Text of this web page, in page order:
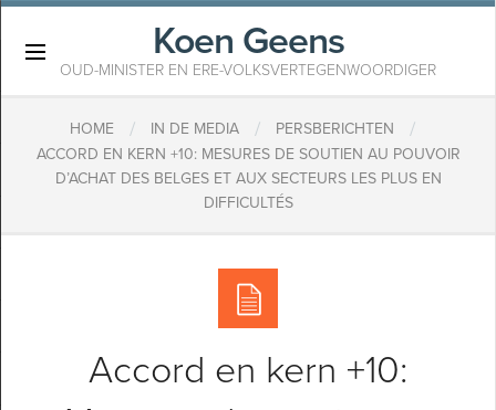
Koen Geens
OUD-MINISTER EN ERE-VOLKSVERTEGENWOORDIGER
HOME / IN DE MEDIA / PERSBERICHTEN /
ACCORD EN KERN +10: MESURES DE SOUTIEN AU POUVOIR
D’ACHAT DES BELGES ET AUX SECTEURS LES PLUS EN
DIFFICULTÉS
Accord en kern +10: